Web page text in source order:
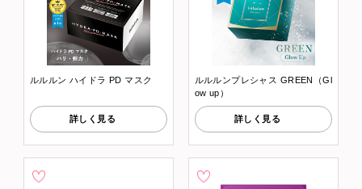
ルルルン ハイドラ PD マスク
詳しく見る
ルルルンプレシャス GREEN（Gl
ow up）
詳しく見る